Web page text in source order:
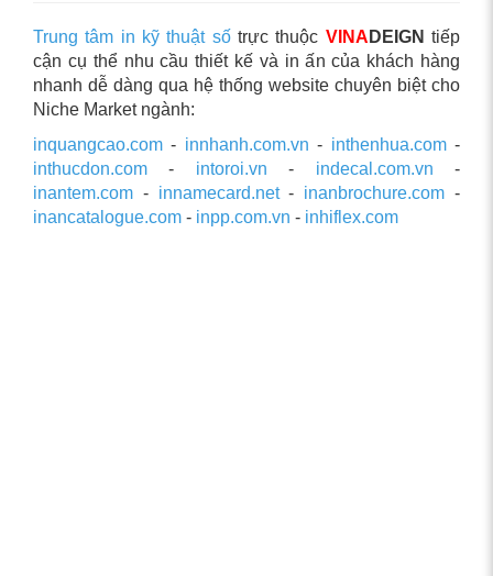
Trung tâm in kỹ thuật sốtrực thuộc VINA DEIGN tiếp
cận cụ thể nhu cầu thiết kế và in ấn của khách hàng
nhanh dễ dàng qua hệ thống website chuyên biệt cho
Niche Market ngành:
inquangcao.com - innhanh.com.vn - inthenhua.com-
inthucdon.com - intoroi.vn - indecal.com.vn -
inantem.com - innamecard.net- inanbrochure.com -
inancatalogue.com - inpp.com.vn - inhiflex.com